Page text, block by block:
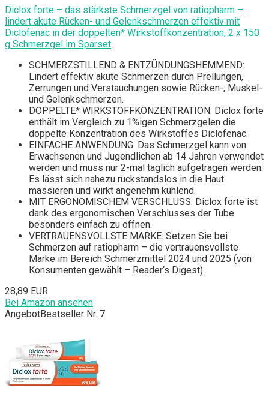
Diclox forte – das stärkste Schmerzgel von ratiopharm –
lindert akute Rücken- und Gelenkschmerzen effektiv mit
Diclofenac in der doppelten* Wirkstoffkonzentration, 2 x 150
g Schmerzgel im Sparset
SCHMERZSTILLEND & ENTZÜNDUNGSHEMMEND:
Lindert effektiv akute Schmerzen durch Prellungen,
Zerrungen und Verstauchungen sowie Rücken-, Muskel-
und Gelenkschmerzen.
DOPPELTE* WIRKSTOFFKONZENTRATION: Diclox forte
enthält im Vergleich zu 1%igen Schmerzgelen die
doppelte Konzentration des Wirkstoffes Diclofenac.
EINFACHE ANWENDUNG: Das Schmerzgel kann von
Erwachsenen und Jugendlichen ab 14 Jahren verwendet
werden und muss nur 2-mal täglich aufgetragen werden.
Es lässt sich nahezu rückstandslos in die Haut
massieren und wirkt angenehm kühlend.
MIT ERGONOMISCHEM VERSCHLUSS: Diclox forte ist
dank des ergonomischen Verschlusses der Tube
besonders einfach zu öffnen.
VERTRAUENSVOLLSTE MARKE: Setzen Sie bei
Schmerzen auf ratiopharm – die vertrauensvollste
Marke im Bereich Schmerzmittel 2024 und 2025 (von
Konsumenten gewählt – Reader‘s Digest).
28,89 EUR
Bei Amazon ansehen
AngebotBestseller Nr. 7